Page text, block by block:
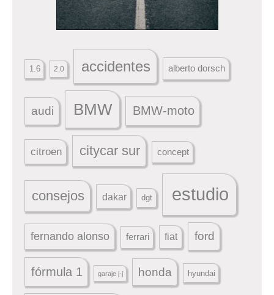
1.6 2.0 accidentes alberto dorsch
audi BMW BMW-moto
citroen citycar sur concept
consejos dakar dgt estudio
fernando alonso ferrari fiat ford
fórmula 1 garaje j-j honda hyundai